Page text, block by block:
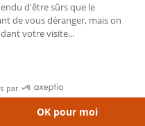
d'être sûrs que le
de vous déranger, mais on
votre visite...
par
OK pour moi